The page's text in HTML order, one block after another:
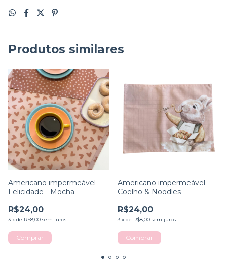
Produtos similares
Americano impermeável
Felicidade - Mocha
R$24,00
3 x de R$8,00 sem juros
Comprar
Americano impermeável -
Coelho & Noodles
R$24,00
3 x de R$8,00 sem juros